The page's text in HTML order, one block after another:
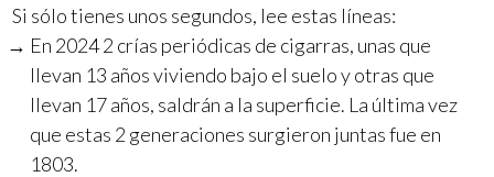
Si sólo tienes unos segundos, lee estas líneas:
En 2024 2 crías periódicas de cigarras, unas que
llevan 13 años viviendo bajo el suelo y otras que
llevan 17 años, saldrán a la superficie. La última vez
que estas 2 generaciones surgieron juntas fue en
1803.